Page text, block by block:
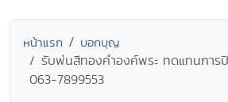
หน้าแรก บอกบุญ
รับพ่นสีทองคำองค์พระ ทดแทนการ
063-7899553